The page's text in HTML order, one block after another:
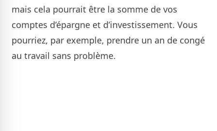
mais cela pourrait être la somme de vos
comptes d’épargne et d’investissement. Vous
pourriez, par exemple, prendre un an de congé
au travail sans problème.